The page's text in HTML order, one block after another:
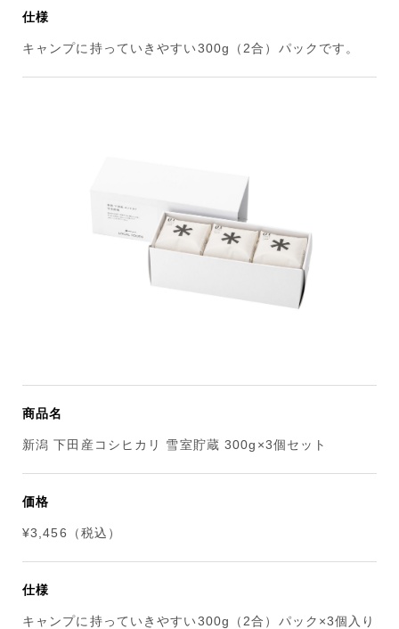
仕様
キャンプに持っていきやすい300g（2合）パックです。
商品名
新潟 下田産コシヒカリ 雪室貯蔵 300g×3個セット
価格
¥3,456（税込）
仕様
キャンプに持っていきやすい300g（2合）パック×3個入り